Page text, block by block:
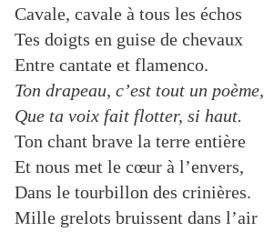
Cavale, cavale à tous les échos
Tes doigts en guise de chevaux
Entre cantate et flamenco.
Ton drapeau, c’est tout un poème,
Que ta voix fait flotter, si haut.
Ton chant brave la terre entière
Et nous met le cœur à l’envers,
Dans le tourbillon des crinières.
Mille grelots bruissent dans l’air